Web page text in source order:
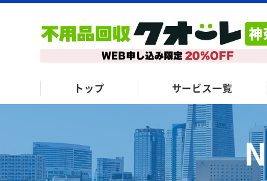
トップ サービス一覧